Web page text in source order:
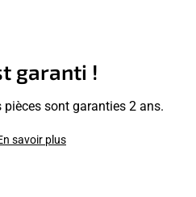
garanti !
pièces sont garanties 2 ans.
savoir plus